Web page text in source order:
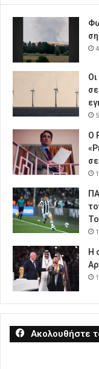
Ο
Η
Ακολουθήστε